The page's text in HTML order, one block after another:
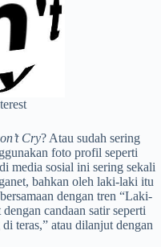
Cry? Atau sudah sering
foto profil seperti
media sosial ini sering sekali
bahkan oleh laki-laki itu
dengan tren “Laki-
candaan satir seperti
teras,” atau dilanjut dengan